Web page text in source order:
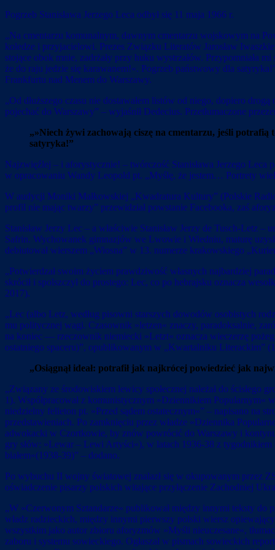
Pogrzeb Stanisława Jerzego Leca odbył się 11 maja 1966 r.
„Na cmentarzu komunalnym, dawnym cmentarzu wojskowym na
koledze i przyjacielowi. Prezes Związku Literatów Jarosław
stojące obok mnie, zadrżały przy huku wystrzałów. Przypomniała
że do raju jedzie się karawanem!«. Pogrzeb państwowy dla
Frankfurtu nad Menem do Warszawy.
„Od dłuższego czasu nie dostawałem listów od niego, dopiero
pojechać do Warszawy” – wyjaśnił Dedecius. Przetłumaczone
„»Niech żywi zachowają ciszę na cmentarzu, jeśli
satyryka!”
Najzwięźlej – i aforystycznie! – twórczość Stanisława Jerzego
w opracowaniu Wandy Leopold pt. „Myślę, że jestem… Portrety
W audycji Moniki Małkowskiej „Kwadratura Kultury” (Polskie
profil nie mając twarzy” przewidział powstanie Facebooka, zaś
Stanisław Jerzy Lec – a właściwie Stanisław Jerzy de Tusch-Letz
Safrin. Wychowanek gimnazjów we Lwowie i Wiedniu, maturę
debiutował wierszem „Wiosna” w 13. numerze krakowskiego
„Potwierdzał swoim życiem prawdziwość własnych najbardziej
skrócił i spolszczył do prostego: Lec, co po hebrajsku oznacza
2017).
„Lec (albo Letz, według pisowni starszych dowodów osobistych
mu politycznej wagi. Czasownik »letzen« znaczy, paradoksalnie,
na koniec — rzeczownik niemiecki »Letzt« oznacza wieczerzę
ostatniego spaceru)”, opublikowanym w „Kwartalniku Literackim”
„Osiągnął ideał: potrafił jak najkrócej powiedzieć jak
„Związany ze środowiskiem lewicy społecznej należał do ścisłego
1). Współpracował z komunistycznym »Dziennikiem Popularnym«
niedzielny felieton pt. »Przed sądem ostatecznym«” – napisano na
przedstawieniach. Po zamknięciu przez władze »Dziennika
adwokacki w Czortkowie, by znów powrócić do Warszawy i
gry słów: »Lewar – Lewi Artyści«), w latach 1936-38 z
białem«(1938-39)” – dodano.
Po wybuchu II wojny światowej znalazł się w okupowanym przez
oświadczenie pisarzy polskich witające przyłączenie Zachodniej
„W »Czerwonym Sztandarze« publikował między innymi teksty
władz radzieckich, między innymi pierwszy polski wiersz
wszystkim jako autor zbioru aforyzmów »Myśli nieuczesane«,
zaboru i systemu sowieckiego. Ogłaszał w pismach sowieckich